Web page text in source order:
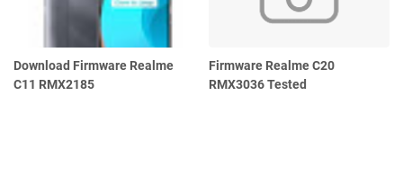
Download Firmware Realme
C11 RMX2185
Firmware Realme C20
RMX3036 Tested